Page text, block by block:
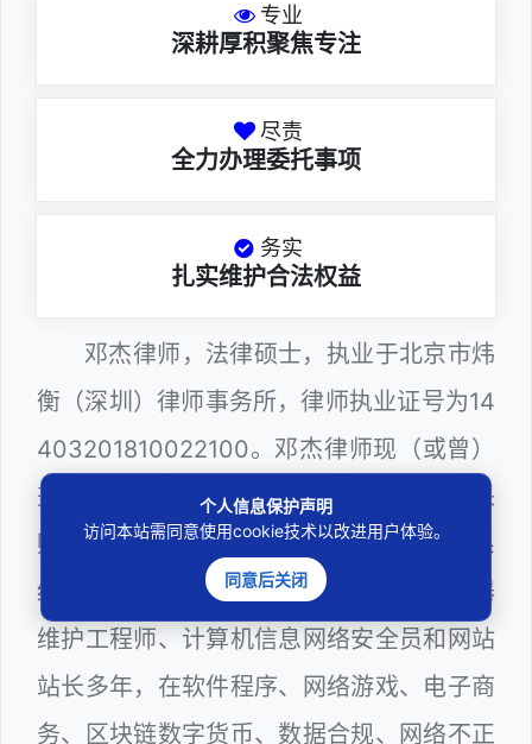
专业
深耕厚积聚焦专注
尽责
全力办理委托事项
务实
扎实维护合法权益
邓杰律师，法律硕士，执业于北京市炜
衡（深圳）律师事务所，律师执业证号为14
403201810022100。邓杰律师现（或曾）
兼任深圳市人民政府听证员、深圳市政府采
购评审专家（法律类），深圳市某区政府系
统公职律师、WEB前端开发和 WEB服务器
维护工程师、计算机信息网络安全员和网站
站长多年，在软件程序、网络游戏、电子商
务、区块链数字货币、数据合规、网络不正
个人信息保护声明
访问本站需同意使用cookie技术以改进用户体验。
同意后关闭